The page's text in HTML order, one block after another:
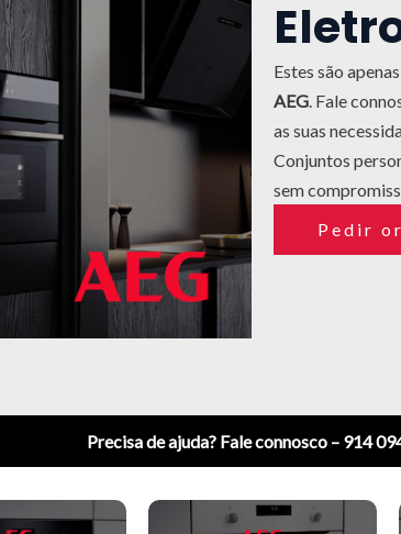
Estes são
AEG. Fale
as suas
Conjuntos
sem
Pedir
Precisa de ajuda? Fale connosco – 914